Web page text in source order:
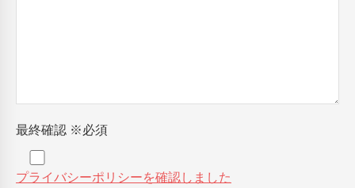
最終確認 ※必須
プライバシーポリシーを確認しました